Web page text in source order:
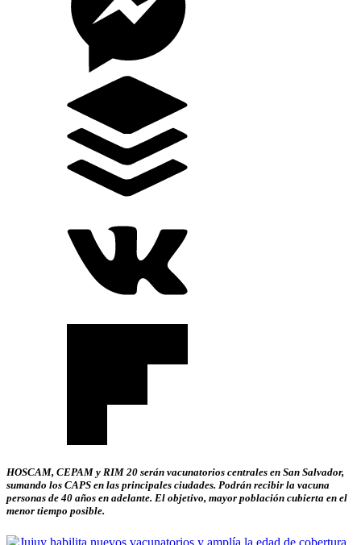
HOSCAM, CEPAM y RIM 20 serán vacunatorios centrales en San Salvador,
sumando los CAPS en las principales ciudades. Podrán recibir la vacuna
personas de 40 años en adelante. El objetivo, mayor población cubierta en el
menor tiempo posible.